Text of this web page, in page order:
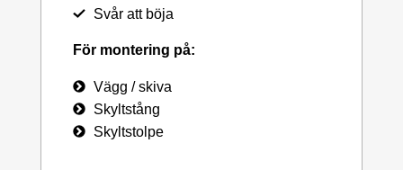
Svår att böja
För montering på:
Vägg / skiva
Skyltstång
Skyltstolpe